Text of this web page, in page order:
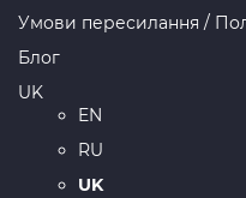
Умови пересилання /
Блог
UK
EN
RU
UK